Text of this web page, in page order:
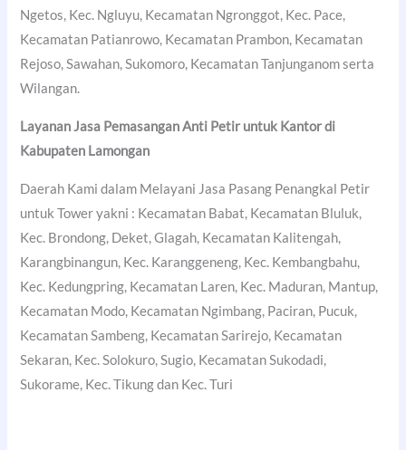
Ngetos, Kec. Ngluyu, Kecamatan Ngronggot, Kec. Pace,
Kecamatan Patianrowo, Kecamatan Prambon, Kecamatan
Rejoso, Sawahan, Sukomoro, Kecamatan Tanjunganom serta
Wilangan.
Layanan Jasa Pemasangan Anti Petir untuk Kantor di
Kabupaten Lamongan
Daerah Kami dalam Melayani Jasa Pasang Penangkal Petir
untuk Tower yakni : Kecamatan Babat, Kecamatan Bluluk,
Kec. Brondong, Deket, Glagah, Kecamatan Kalitengah,
Karangbinangun, Kec. Karanggeneng, Kec. Kembangbahu,
Kec. Kedungpring, Kecamatan Laren, Kec. Maduran, Mantup,
Kecamatan Modo, Kecamatan Ngimbang, Paciran, Pucuk,
Kecamatan Sambeng, Kecamatan Sarirejo, Kecamatan
Sekaran, Kec. Solokuro, Sugio, Kecamatan Sukodadi,
Sukorame, Kec. Tikung dan Kec. Turi